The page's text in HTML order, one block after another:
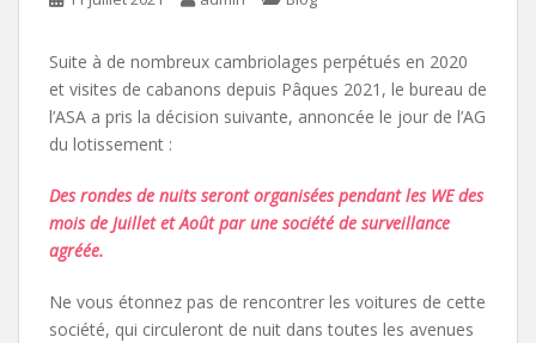
Suite à de nombreux cambriolages perpétués en 2020
et visites de cabanons depuis Pâques 2021, le bureau de
l’ASA a pris la décision suivante, annoncée le jour de l’AG
du lotissement :
Des rondes de nuits seront organisées pendant les WE des
mois de Juillet et Août par une société de surveillance
agréée.
Ne vous étonnez pas de rencontrer les voitures de cette
société, qui circuleront de nuit dans toutes les avenues